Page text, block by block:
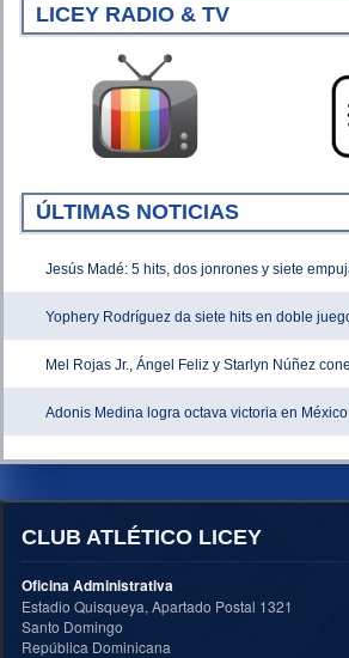
LICEY RADIO & TV
ÚLTIMAS NOTICIAS
Jesús Madé: 5 hits, dos jonrones y siete
Yophery Rodríguez da siete hits en doble
Mel Rojas Jr., Ángel Feliz y Starlyn Núñez
Adonis Medina logra octava victoria en México
CLUB ATLÉTICO LICEY
Oficina Administrativa
Estadio Quisqueya, Apartado Postal 1321
Santo Domingo
República Dominicana